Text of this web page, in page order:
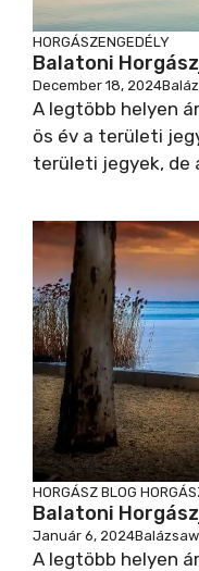
HORGÁSZENGEDÉLY
Balatoni
December 18, 2024
A legtöbb helyen
ös év a területi
területi jegyek, de
HORGÁSZ BLOG
Balatoni
Január 6, 2024
A legtöbb helyen